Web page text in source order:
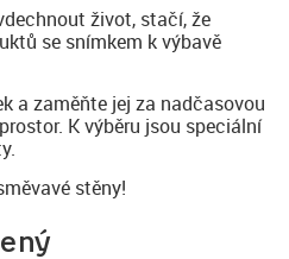
život, stačí, že
se snímkem k výbavě
a zaměňte jej za nadčasovou
K výběru jsou speciální
stěny!